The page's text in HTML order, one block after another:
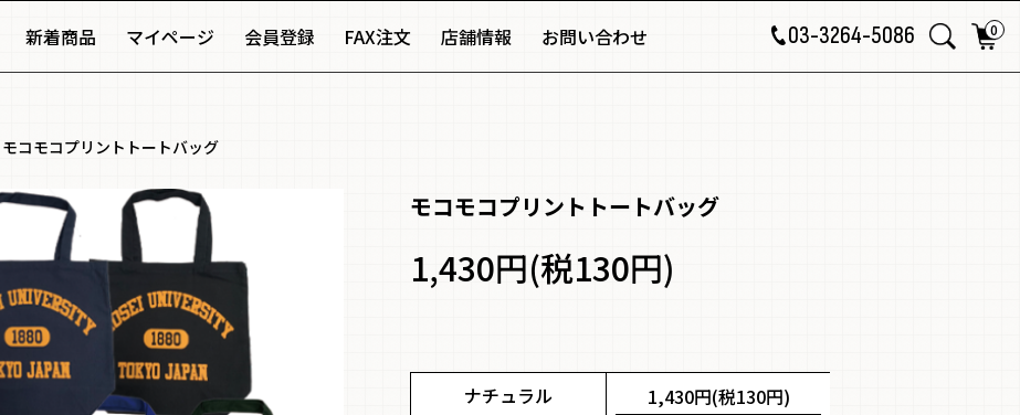
新着商品 マイページ 会員登録 FAX注文 店舗情報 お問い合わせ 03-3264-5086 0
モコモコプリントトートバッグ
モコモコプリントトートバッグ
1,430円(税130円)
ナチュラル 1,430円(税130円)